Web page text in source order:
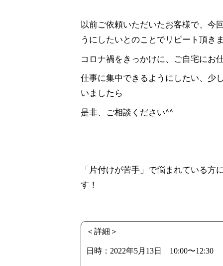
以前ご依頼いただいたお客様で、今
うにしたいとのことでリピート頂き
コロナ禍をきっかけに、ご自宅にお
仕事に集中できるようにしたい、少
いましたら
是非、ご相談ください^^
「片付けが苦手」で悩まれている
す！